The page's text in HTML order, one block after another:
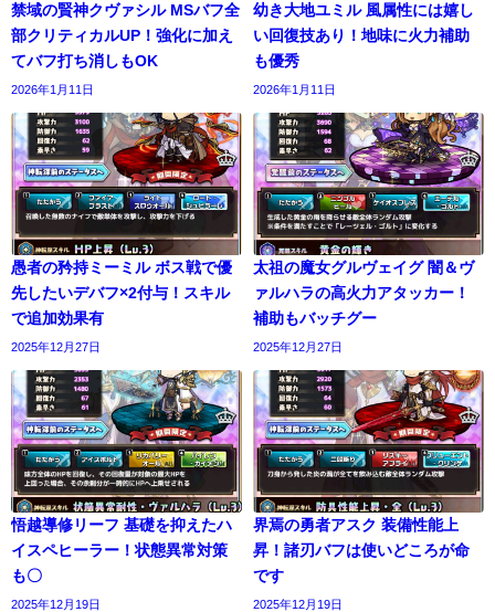
禁域の賢神クヴァシル MSバフ全
部クリティカルUP！強化に加え
てバフ打ち消しもOK
2026年1月11日
幼き大地ユミル 風属性には嬉し
い回復技あり！地味に火力補助
も優秀
2026年1月11日
愚者の矜持ミーミル ボス戦で優
先したいデバフ×2付与！スキル
で追加効果有
2025年12月27日
太祖の魔女グルヴェイグ 闇＆ヴ
ァルハラの高火力アタッカー！
補助もバッチグー
2025年12月27日
悟越導修リーフ 基礎を抑えたハ
イスペヒーラー！状態異常対策
も〇
2025年12月19日
界焉の勇者アスク 装備性能上
昇！諸刃バフは使いどころが命
です
2025年12月19日